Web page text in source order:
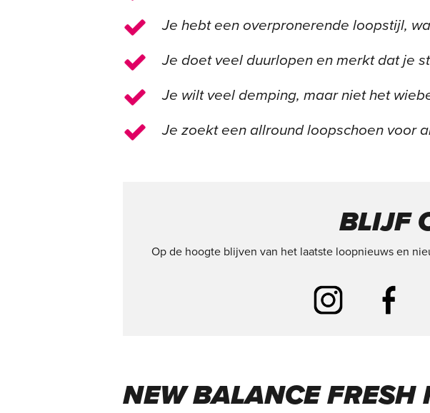
Je hebt een overpronerende loopstijl,
Je doet veel duurlopen en merkt dat je
Je wilt veel demping, maar niet het
Je zoekt een allround loopschoen voor
BLIJF
Op de hoogte blijven van het laatste loopnieuws en
NEW BALANCE